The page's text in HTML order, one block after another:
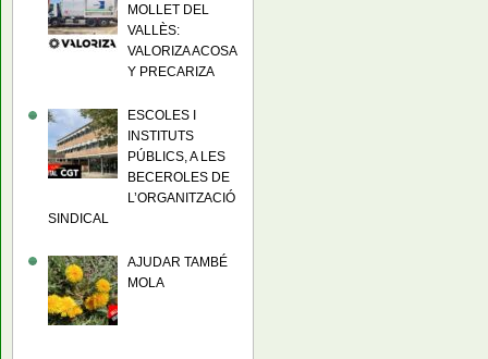
MOLLET DEL
VALLÈS:
VALORIZA ACOSA
Y PRECARIZA
ESCOLES I
INSTITUTS
PÚBLICS, A LES
BECEROLES DE
L’ORGANITZACIÓ
SINDICAL
AJUDAR TAMBÉ
MOLA